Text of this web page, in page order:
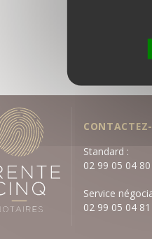
Standard :
02 99 05 04 80
Service
02 99 05 04 81